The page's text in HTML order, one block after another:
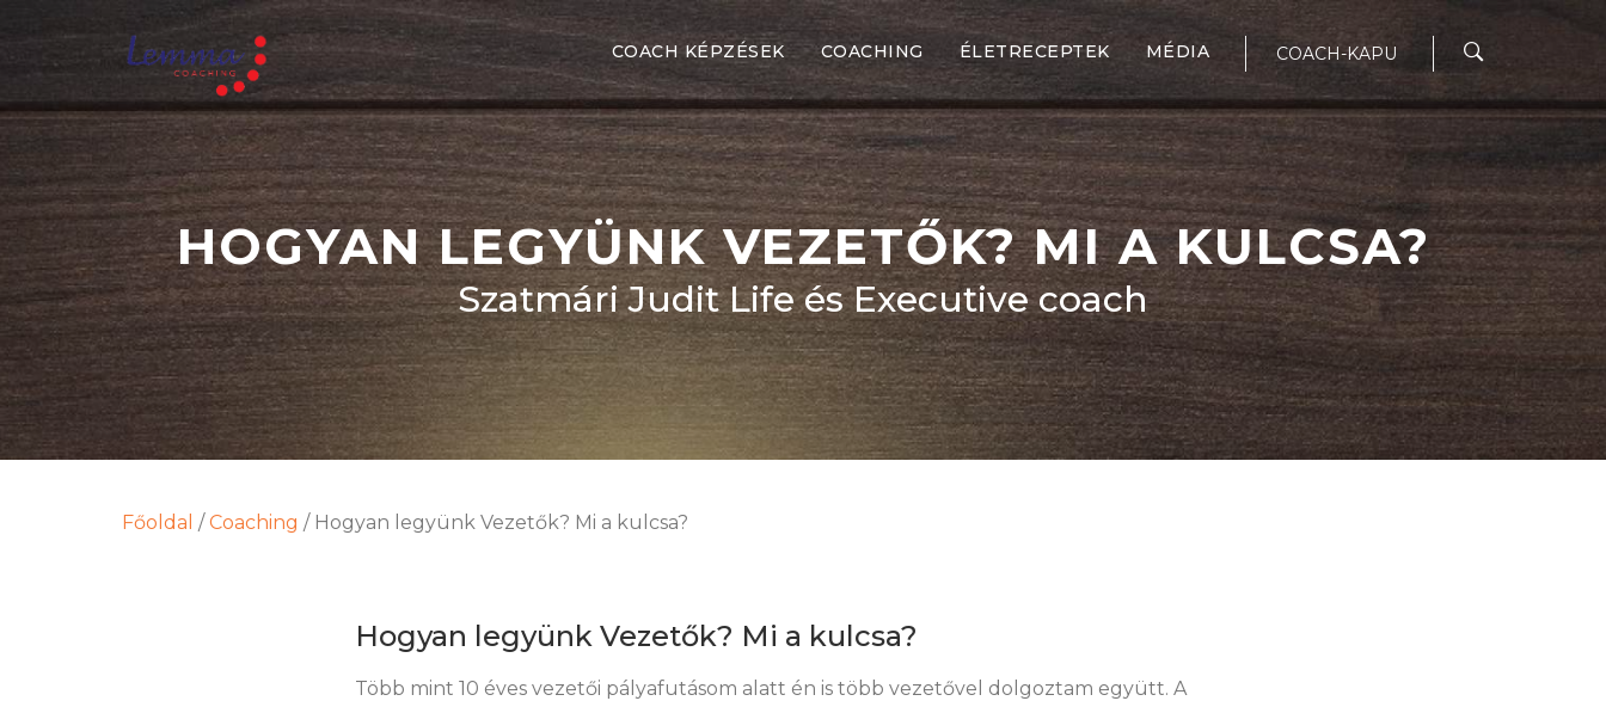
COACH KÉPZÉSEK COACHING ÉLETRECEPTEK MÉDIA COACH-KAPU
HOGYAN LEGYÜNK VEZETŐK? MI A KULCSA?
Szatmári Judit Life és Executive coach
Főoldal / Coaching / Hogyan legyünk Vezetők? Mi a kulcsa?
Hogyan legyünk Vezetők? Mi a kulcsa?
Több mint 10 éves vezetői pályafutásom alatt én is több vezetővel dolgoztam együtt. A